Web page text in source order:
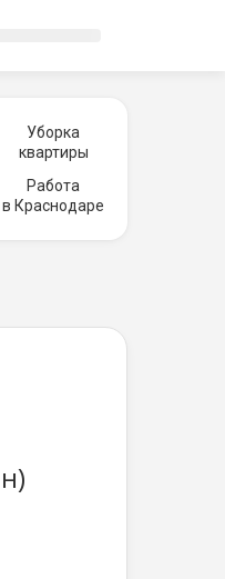
Уборка
квартиры
Работа
в Краснодаре